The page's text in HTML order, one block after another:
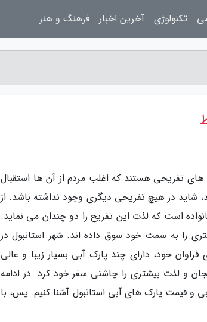
های تفریحی هستند که اغلب مردم از آن ها استقبال
در هیچ تفریحی دیگری وجود نداشته باشد. از
است که لذت این تفریح را دو چندان می نماید.
را به سمت خود سوق داده اند. شهر استانبول در
خود، دارای چند پارک آبی بسیار زیبا و عالی
و لذت بیشتری را چاشنی سفر خود کرد. در ادامه
و قیمت پارک های آبی استانبول آشنا کنیم. پس، با
تکنولوژی آخرین اخبار فرهنگ و هنر